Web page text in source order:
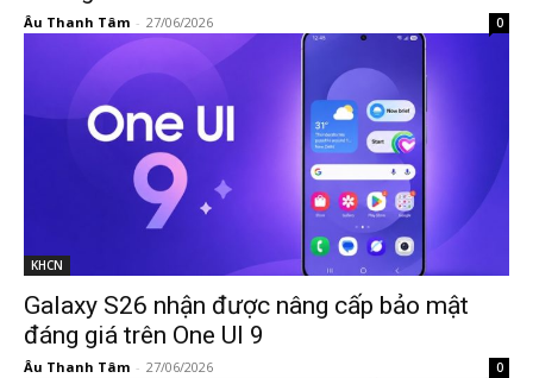
Âu Thanh Tâm - 27/06/2026 0
KHCN
Galaxy S26 nhận được nâng cấp bảo mật
đáng giá trên One UI 9
Âu Thanh Tâm - 27/06/2026 0